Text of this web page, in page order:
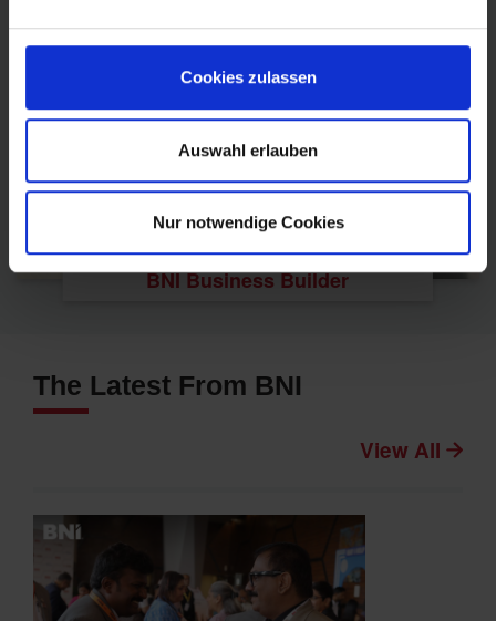
Cookies zulassen
Auswahl erlauben
Nur notwendige Cookies
BNI Business Builder
The Latest From BNI
View All